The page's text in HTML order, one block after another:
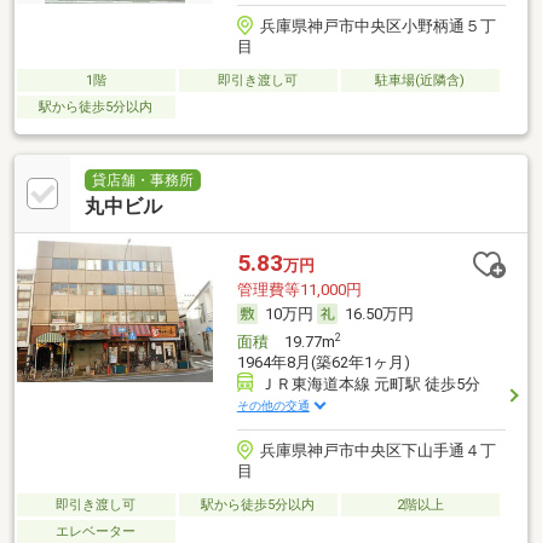
兵庫県神戸市中央区小野柄通５丁
目
1階 即引き渡し可
駐車場(近隣含)
駅から徒歩5分以内
貸店舗・事務所
丸中ビル
5.83万円
管理費等11,000円
10万円
16.50万円
面積19.77m2
1964年8月(築62年1ヶ月)
ＪＲ東海道本線 元町駅 徒歩5分
その他の交通
兵庫県神戸市中央区下山手通４丁
目
即引き渡し可 駅から徒歩5分以内
2階以上
エレベーター